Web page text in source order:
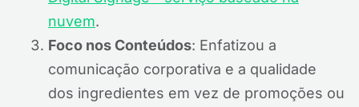
nuvem.
Foco nos Conteúdos: Enfatizou a
comunicação corporativa e a qualidade
dos ingredientes em vez de promoções ou